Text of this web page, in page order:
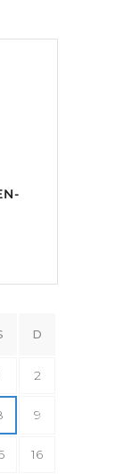
D
2
9
16